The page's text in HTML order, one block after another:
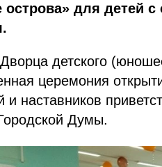
для детей
детского
церемония
и наставников
Думы.